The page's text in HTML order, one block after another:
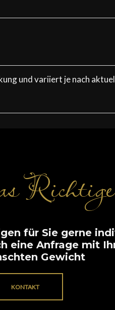
und variiert je nach
für Sie gerne
eine Anfrage mit
Gewicht
KONTAKT